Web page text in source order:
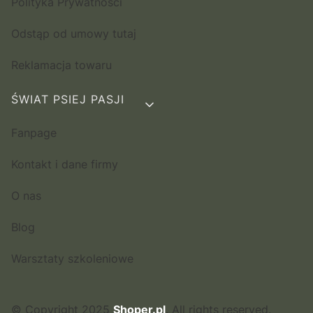
Odstąp od umowy tutaj
Reklamacja towaru
ŚWIAT PSIEJ PASJI
Fanpage
Kontakt i dane firmy
O nas
Blog
Warsztaty szkoleniowe
© Copyright 2025 Shoper.pl. All rights reserved.